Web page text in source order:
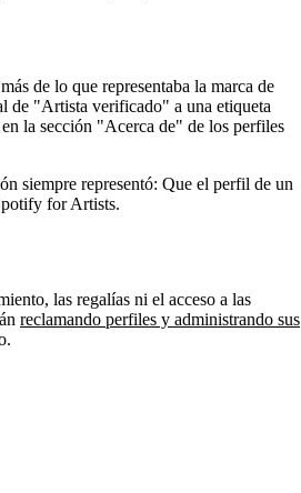
de lo que representaba la marca de
de "Artista verificado" a una etiqueta
en la sección "Acerca de" de los perfiles
siempre representó: Que el perfil de un
for Artists.
las regalías ni el acceso a las
reclamando perfiles y administrando sus